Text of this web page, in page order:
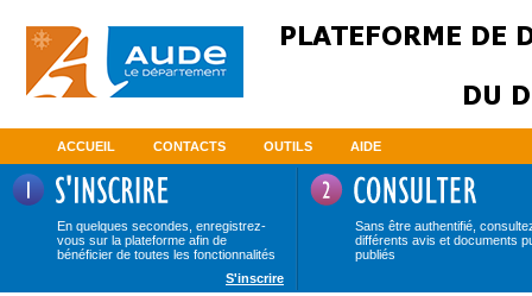
ACCUEIL CONTACTS OUTILS AIDE
En quelques secondes, enregistrez-
vous sur la plateforme afin de
bénéficier de toutes les fonctionnalités
Sans être authentifié,
différents avis et documents
publiés
S'inscrire